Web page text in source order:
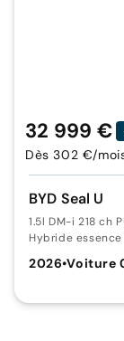
BYD Seal U
1.5l DM-i 218 ch
Hybride
2026•Voiture
32 999 €
Dès 302 €/